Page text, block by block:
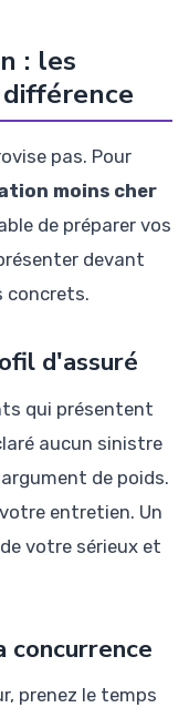
: les
pas. Pour
moins cher
de préparer vos
devant
concrets.
d'assuré
qui présentent
aucun sinistre
de poids.
entretien. Un
votre sérieux et
prenez le temps